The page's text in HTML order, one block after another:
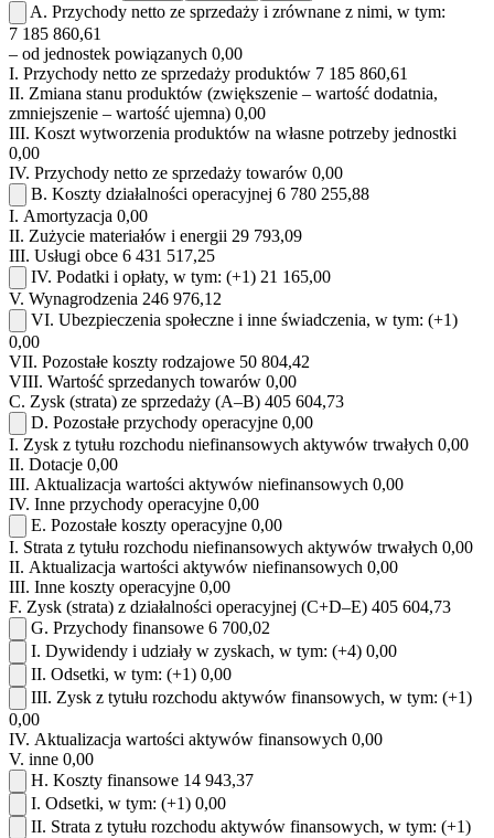
A. Przychody netto ze sprzedaży i zrównane z nimi, w tym:
7 185 860,61
– od jednostek powiązanych 0,00
I. Przychody netto ze sprzedaży produktów 7 185 860,61
II. Zmiana stanu produktów (zwiększenie – wartość dodatnia,
zmniejszenie – wartość ujemna) 0,00
III. Koszt wytworzenia produktów na własne potrzeby jednostki
0,00
IV. Przychody netto ze sprzedaży towarów 0,00
B. Koszty działalności operacyjnej 6 780 255,88
I. Amortyzacja 0,00
II. Zużycie materiałów i energii 29 793,09
III. Usługi obce 6 431 517,25
IV. Podatki i opłaty, w tym: (+1) 21 165,00
V. Wynagrodzenia 246 976,12
VI. Ubezpieczenia społeczne i inne świadczenia, w tym: (+1)
0,00
VII. Pozostałe koszty rodzajowe 50 804,42
VIII. Wartość sprzedanych towarów 0,00
C. Zysk (strata) ze sprzedaży (A–B) 405 604,73
D. Pozostałe przychody operacyjne 0,00
I. Zysk z tytułu rozchodu niefinansowych aktywów trwałych 0,00
II. Dotacje 0,00
III. Aktualizacja wartości aktywów niefinansowych 0,00
IV. Inne przychody operacyjne 0,00
E. Pozostałe koszty operacyjne 0,00
I. Strata z tytułu rozchodu niefinansowych aktywów trwałych 0,00
II. Aktualizacja wartości aktywów niefinansowych 0,00
III. Inne koszty operacyjne 0,00
F. Zysk (strata) z działalności operacyjnej (C+D–E) 405 604,73
G. Przychody finansowe 6 700,02
I. Dywidendy i udziały w zyskach, w tym: (+4) 0,00
II. Odsetki, w tym: (+1) 0,00
III. Zysk z tytułu rozchodu aktywów finansowych, w tym: (+1)
0,00
IV. Aktualizacja wartości aktywów finansowych 0,00
V. inne 0,00
H. Koszty finansowe 14 943,37
I. Odsetki, w tym: (+1) 0,00
II. Strata z tytułu rozchodu aktywów finansowych, w tym: (+1)